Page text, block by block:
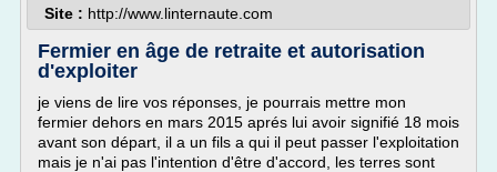
Site : http://www.linternaute.com
Fermier en âge de retraite et autorisation
d'exploiter
je viens de lire vos réponses, je pourrais mettre mon
fermier dehors en mars 2015 aprés lui avoir signifié 18 mois
avant son départ, il a un fils a qui il peut passer l'exploitation
mais je n'ai pas l'intention d'être d'accord, les terres sont